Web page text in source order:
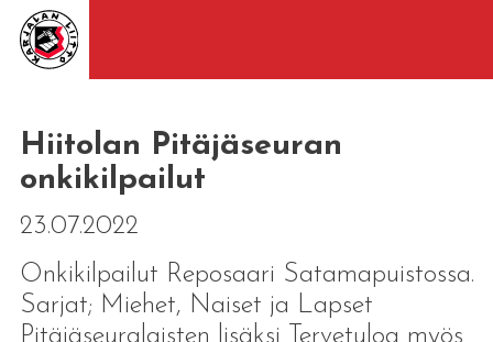
Hiitolan Pitäjäseuran
onkikilpailut
23.07.2022
Onkikilpailut Reposaari Satamapuistossa.
Sarjat; Miehet, Naiset ja Lapset
Pitäjäseuralaisten lisäksi Tervetuloa myös